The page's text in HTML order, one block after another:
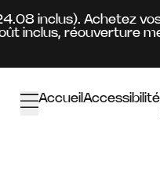
inclus). Achetez
inclus, réouverture
AccueilAccessibilité